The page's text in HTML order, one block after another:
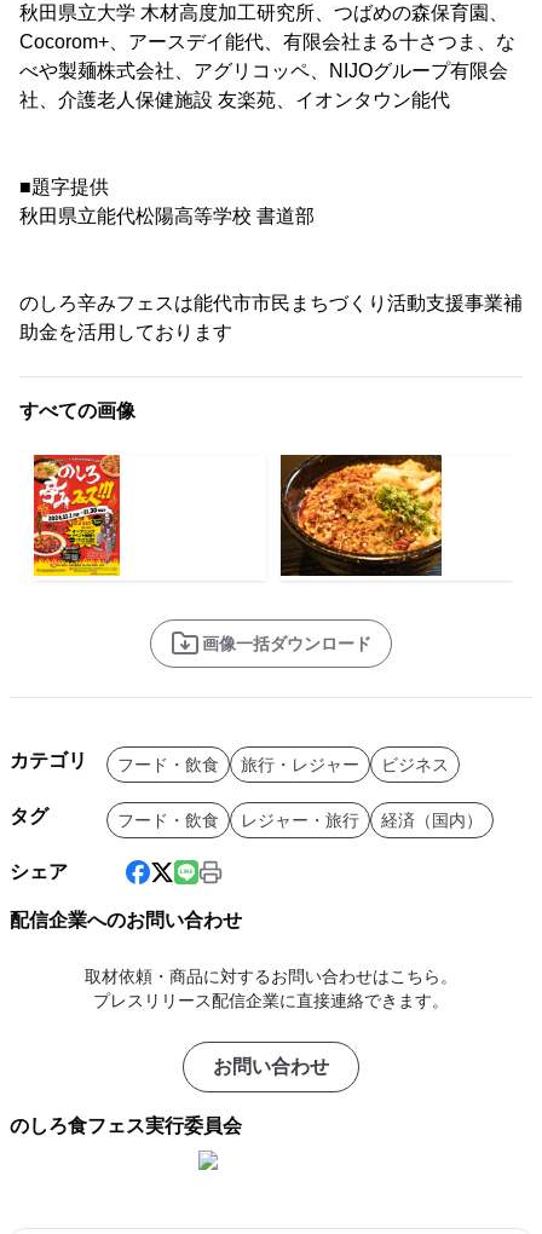
秋田県立大学 木材高度加工研究所、つばめの森保育園、
Cocorom+、アースデイ能代、有限会社まる十さつま、な
べや製麺株式会社、アグリコッペ、NIJOグループ有限会
社、介護老人保健施設 友楽苑、イオンタウン能代
■題字提供
秋田県立能代松陽高等学校 書道部
のしろ辛みフェスは能代市市民まちづくり活動支援事業補
助金を活用しております
すべての画像
画像一括ダウンロード
カテゴリ フード・飲食 旅行・レジャー ビジネス
タグ フード・飲食 レジャー・旅行 経済（国内）
シェア
配信企業へのお問い合わせ
取材依頼・商品に対するお問い合わせはこちら。
プレスリリース配信企業に直接連絡できます。
お問い合わせ
のしろ食フェス実行委員会